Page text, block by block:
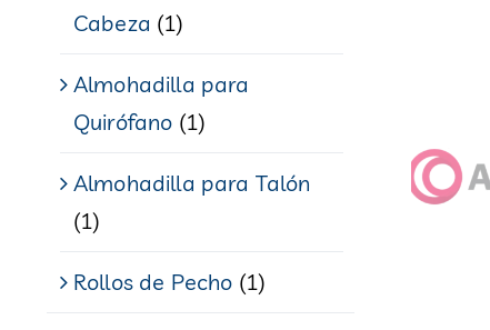
Cabeza (1)
Almohadilla para
Quirófano (1)
Almohadilla para Talón
(1)
Rollos de Pecho (1)